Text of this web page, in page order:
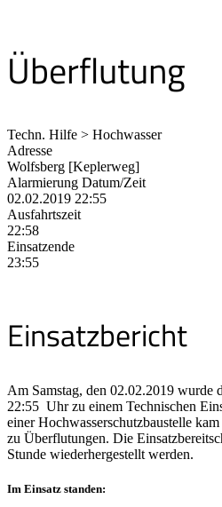
Überflutung
Techn. Hilfe > Hochwasser
Adresse
Wolfsberg [Keplerweg]
Alarmierung Datum/Zeit
02.02.2019 22:55
Ausfahrtszeit
22:58
Einsatzende
23:55
Einsatzbericht
Am Samstag, den 02.02.2019 wurde
22:55 Uhr zu einem Technischen
einer Hochwasserschutzbaustelle
zu Überflutungen. Die
Stunde wiederhergestellt werden.
Im Einsatz standen: